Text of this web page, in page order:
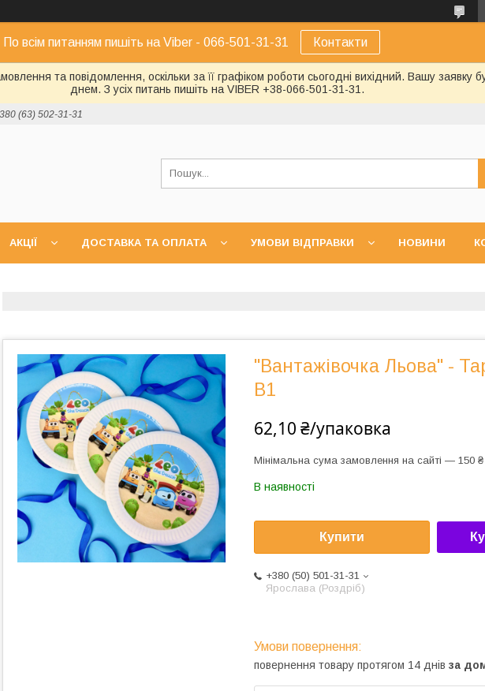
По всім питанням пишіть на Viber - 066-501-31-31 Контакти
та повідомлення, оскільки за її графіком роботи сьогодні вихідний. Вашу
днем. З усіх питань пишіть на VIBER +38-066-501-31-31.
(63) 502-31-31
АКЦІЇ ДОСТАВКА ТА ОПЛАТА УМОВИ ВІДПРАВКИ НОВИНИ
"Вантажівочка Льова" -
В1
62,10 ₴/упаковка
Мінімальна сума замовлення на сайті — 150 ₴
В наявності
Купити
+380 (50) 501-31-31
Ярослава (Роздріб)
повернення товару протягом 14 днів за